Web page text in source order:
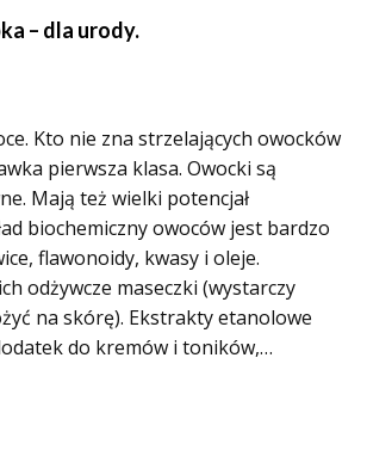
– dla urody.
Kto nie zna strzelających owocków
pierwsza klasa. Owocki są
Mają też wielki potencjał
biochemiczny owoców jest bardzo
flawonoidy, kwasy i oleje.
odżywcze maseczki (wystarczy
na skórę). Ekstrakty etanolowe
do kremów i toników,…